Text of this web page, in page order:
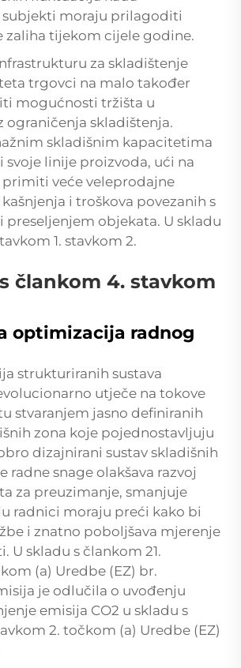
moraju prilagoditi
zaliha tijekom cijele godine.
za skladištenje
trgovci na malo također
mogućnosti tržišta u
ograničenja skladištenja.
skladišnim kapacitetima
linije proizvoda, ući na
primiti veće veleprodajne
i troškova povezanih s
preseljenjem objekata. U skladu
1. stavkom 2.
člankom 4. stavkom
optimizacija radnog
strukturiranih sustava
utječe na tokove
stvaranjem jasno definiranih
zona koje pojednostavljuju
dizajnirani sustav skladišnih
radne snage olakšava razvoj
za preuzimanje, smanjuje
radnici moraju preći kako bi
i znatno poboljšava mjerenje
U skladu s člankom 21.
(a) Uredbe (EZ) br.
je odlučila o uvođenju
emisija CO2 u skladu s
2. točkom (a) Uredbe (EZ)